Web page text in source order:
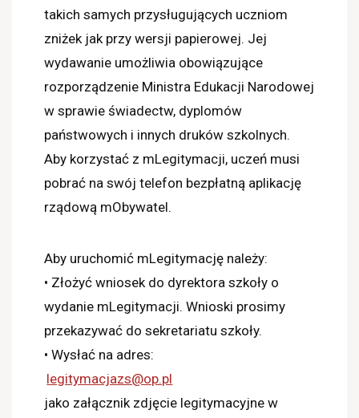
takich samych przysługujących uczniom
zniżek jak przy wersji papierowej. Jej
wydawanie umożliwia obowiązujące
rozporządzenie Ministra Edukacji Narodowej
w sprawie świadectw, dyplomów
państwowych i innych druków szkolnych.
Aby korzystać z mLegitymacji, uczeń musi
pobrać na swój telefon bezpłatną aplikację
rządową mObywatel.
Aby uruchomić mLegitymację należy:
• Złożyć wniosek do dyrektora szkoły o
wydanie mLegitymacji. Wnioski prosimy
przekazywać do sekretariatu szkoły.
• Wysłać na adres:
legitymacjazs@op.pl
jako załącznik zdjęcie legitymacyjne w